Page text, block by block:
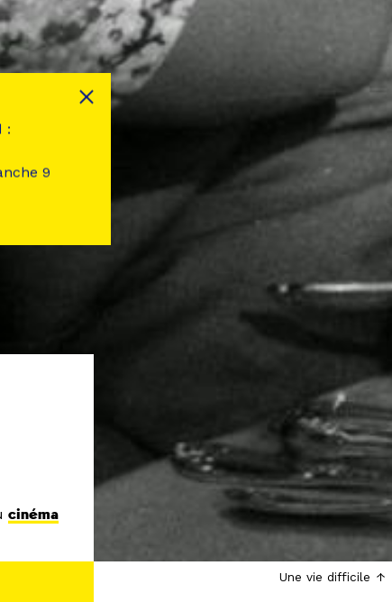
Une vie difficile
cinéma
:
9